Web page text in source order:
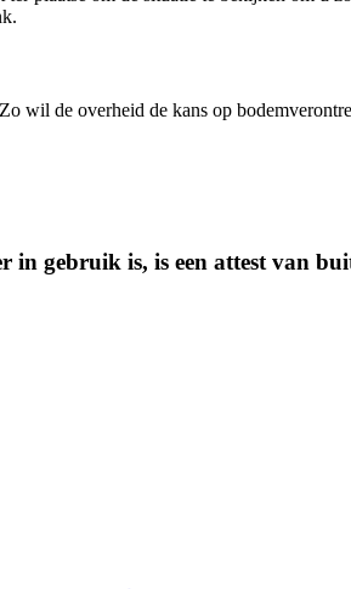
wil de overheid de kans op
gebruik is, is een attest van